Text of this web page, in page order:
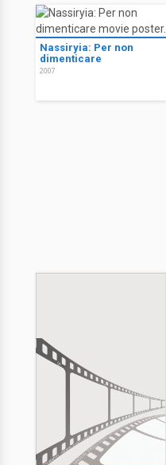
Nassiryia: Per non
dimenticare
2007